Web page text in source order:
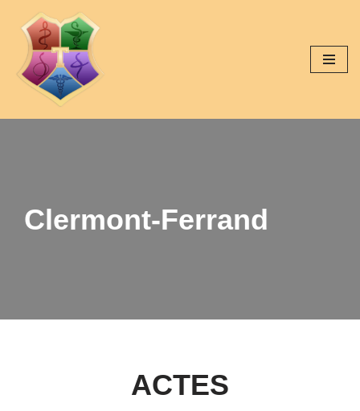
Aller
au
contenu
Clermont-Ferrand
ACTES